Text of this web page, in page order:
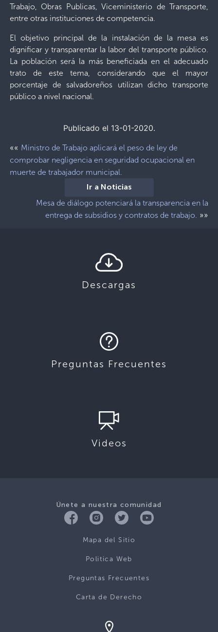
Trabajo, Obras Publicas, Viceministerio de Transporte,
entre otras instituciones de competencia.
El objetivo principal de la instalación de la mesa es
dignificar y transparentar la labor del transporte público.
La población será la más beneficiada en el adecuado
trato de este tema, considerando que el mayor
porcentaje de salvadoreños utilizan dicho transporte
público a nivel nacional.
Publicado el 13-01-2020.
«« Ministro de Trabajo aplicará el peso de ley de
comprobar negligencia en seguridad ocupacional en
muerte de trabajador municipal.
Ir a Noticias
Mesa de diálogo potenciará la transparencia en la
entrega de subsidios y contratos de trabajo. »»
Descargas
Preguntas Frecuentes
Videos
Únete a nuestra comunidad
Mapa del Sitio
Politica Web
Preguntas Frecuentes
Carta de Derecho